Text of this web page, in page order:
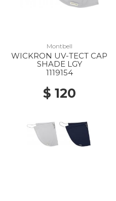
Montbell
WICKRON UV-TECT CAP
SHADE LGY
1119154
$ 120